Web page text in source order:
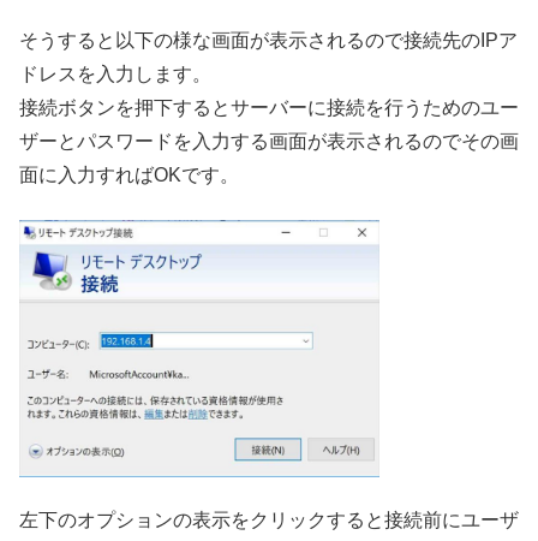
そうすると以下の様な画面が表示されるので接続先のIPア
ドレスを入力します。
接続ボタンを押下するとサーバーに接続を行うためのユー
ザーとパスワードを入力する画面が表示されるのでその画
面に入力すればOKです。
左下のオプションの表示をクリックすると接続前にユーザ